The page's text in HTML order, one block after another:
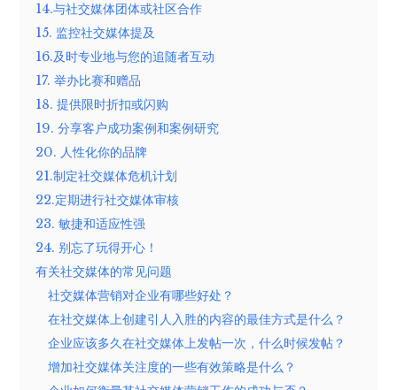
14.与社交媒体团体或社区合作
15. 监控社交媒体提及
16.及时专业地与您的追随者互动
17. 举办比赛和赠品
18. 提供限时折扣或闪购
19. 分享客户成功案例和案例研究
20. 人性化你的品牌
21.制定社交媒体危机计划
22.定期进行社交媒体审核
23. 敏捷和适应性强
24. 别忘了玩得开心！
有关社交媒体的常见问题
社交媒体营销对企业有哪些好处？
在社交媒体上创建引人入胜的内容的最佳方式是什么？
企业应该多久在社交媒体上发帖一次，什么时候发帖？
增加社交媒体关注度的一些有效策略是什么？